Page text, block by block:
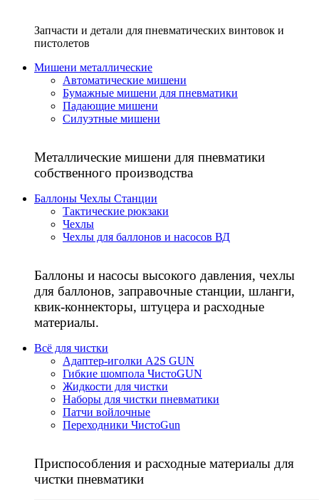
Запчасти и детали для пневматических винтовок и
пистолетов
Мишени металлические
Автоматические мишени
Бумажные мишени для пневматики
Падающие мишени
Силуэтные мишени
Металлические мишени для пневматики
собственного производства
Баллоны Чехлы Станции
Тактические рюкзаки
Чехлы
Чехлы для баллонов и насосов ВД
Баллоны и насосы высокого давления, чехлы
для баллонов, заправочные станции, шланги,
квик-коннекторы, штуцера и расходные
материалы.
Всё для чистки
Адаптер-иголки A2S GUN
Гибкие шомпола ЧистоGUN
Жидкости для чистки
Наборы для чистки пневматики
Патчи войлочные
Переходники ЧистоGun
Приспособления и расходные материалы для
чистки пневматики